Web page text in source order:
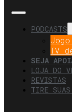
PODCASTS
TV
SEJA
LOJA DO
REVISTAS
TIRE